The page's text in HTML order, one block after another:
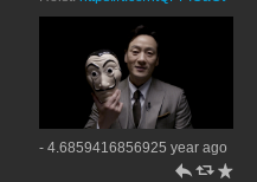
- 4.6859416856925 year ago
h J R